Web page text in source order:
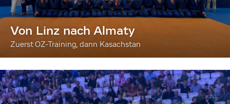
Von Linz nach Almaty
Zuerst OZ-Training, dann Kasachstan